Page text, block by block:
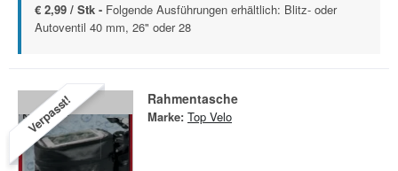
€ 2,99 / Stk - Folgende Ausführungen erhältlich: Blitz- oder
Autoventil 40 mm, 26" oder 28
Verpasst! Rahmentasche
Marke: Top Velo